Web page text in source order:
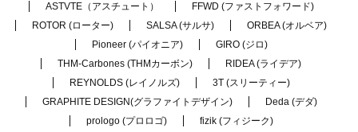
ASTVTE（アスチュート）
FFWD (ファストフォワード)
ROTOR (ローター)
SALSA (サルサ)
ORBEA (オルベア)
Pioneer (パイオニア)
GIRO (ジロ)
THM-Carbones (THMカーボン)
RIDEA (ライデア)
REYNOLDS (レイノルズ)
3T (スリーティー)
GRAPHITE DESIGN(グラファイトデザイン)
Deda (デダ)
prologo (プロロゴ)
fizik (フィジーク)